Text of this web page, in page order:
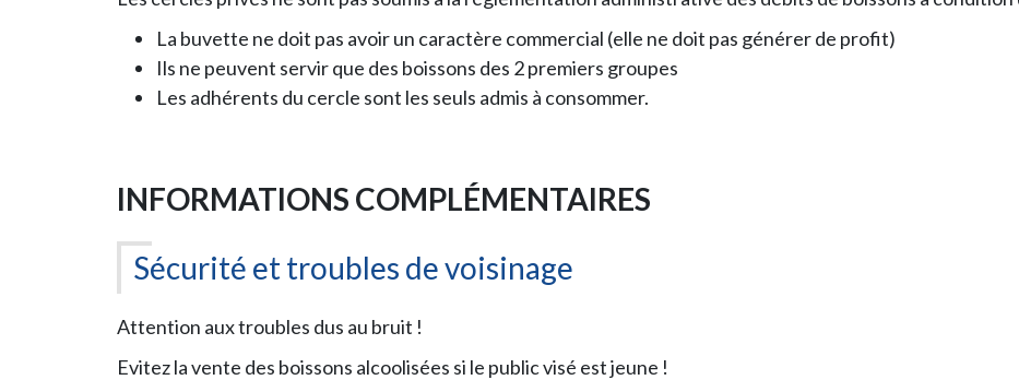
La buvette ne doit pas avoir un caractère commercial (elle ne doit pas générer de profit)
Ils ne peuvent servir que des boissons des 2 premiers groupes
Les adhérents du cercle sont les seuls admis à consommer.
INFORMATIONS COMPLÉMENTAIRES
Sécurité et troubles de voisinage
Attention aux troubles dus au bruit !
Evitez la vente des boissons alcoolisées si le public visé est jeune !